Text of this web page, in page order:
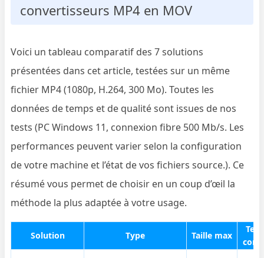
convertisseurs MP4 en MOV
Voici un tableau comparatif des 7 solutions
présentées dans cet article, testées sur un même
fichier MP4 (1080p, H.264, 300 Mo). Toutes les
données de temps et de qualité sont issues de nos
tests (PC Windows 11, connexion fibre 500 Mb/s. Les
performances peuvent varier selon la configuration
de votre machine et l’état de vos fichiers source.). Ce
résumé vous permet de choisir en un coup d’œil la
méthode la plus adaptée à votre usage.
Solution Type Taille max